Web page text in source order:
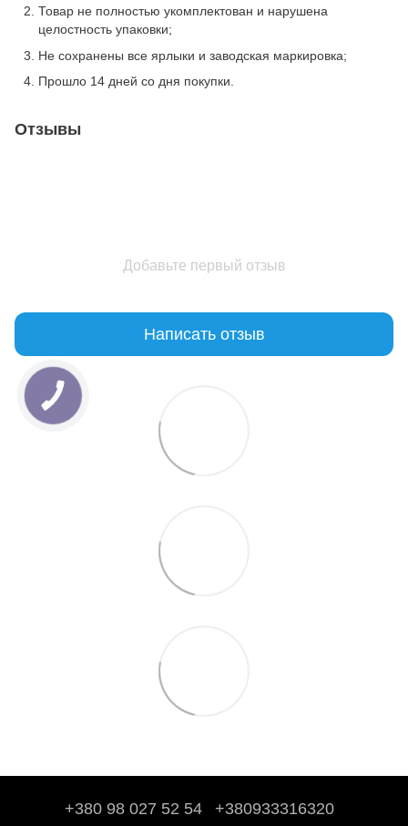
Товар не полностью укомплектован и нарушена
целостность упаковки;
Не сохранены все ярлыки и заводская маркировка;
Прошло 14 дней со дня покупки.
Отзывы
Добавьте первый отзыв
Написать отзыв
+380 98 027 52 54 +380933316320